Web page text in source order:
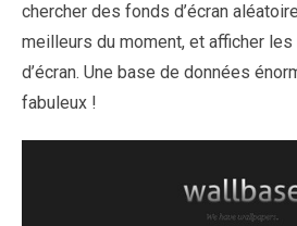
chercher des fonds d’écran
meilleurs du moment, et afficher
d’écran. Une base de données
fabuleux !